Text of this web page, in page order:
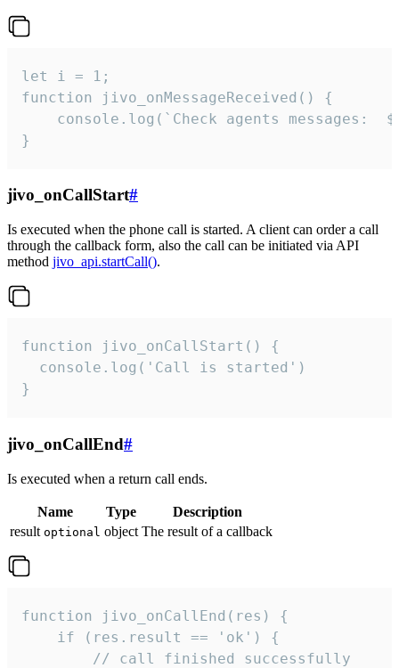
let i = 1;
function jivo_onMessageReceived() {
}
jivo_onCallStart#
Is executed when the phone call is started. A client can order a call
through the callback form, also the call can be initiated via API
method jivo_api.startCall().
function jivo_onCallStart() {
  console.log('Call is started')
}
jivo_onCallEnd#
Is executed when a return call ends.
Name Type
Description
result optional object The result of a callback
function jivo_onCallEnd(res) {
    if (res.result == 'ok') {
        // call finished successfully